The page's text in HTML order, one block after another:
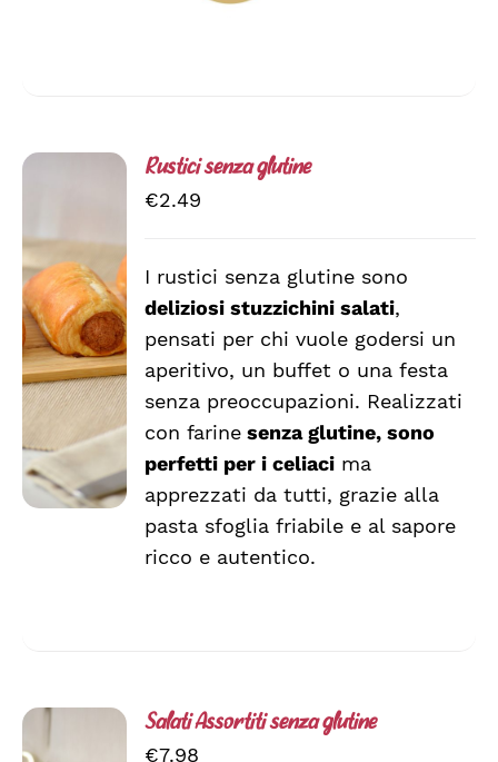
AGGIUNGI
AL
CARRELLO
/
DETTAGLI
Rustici senza glutine
€2.49
I rustici senza glutine sono
deliziosi stuzzichini salati,
pensati per chi vuole godersi un
aperitivo, un buffet o una festa
senza preoccupazioni. Realizzati
con farine senza glutine, sono
perfetti per i celiaci ma
apprezzati da tutti, grazie alla
pasta sfoglia friabile e al sapore
ricco e autentico.
Salati Assortiti senza glutine
€7.98